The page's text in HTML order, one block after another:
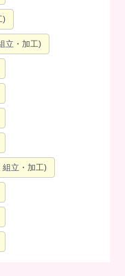
)
立・加工)
組立・加工)